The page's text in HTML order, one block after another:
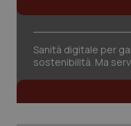
Sanità digitale per
sostenibilità. Ma